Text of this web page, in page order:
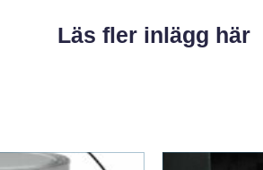
Läs fler inlägg här